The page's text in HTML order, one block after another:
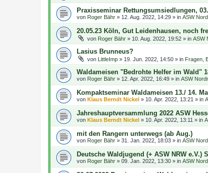
Praxisseminar Rettungsumsiedlungen,
von Roger Bähr » 12. Aug. 2022, 14:29 » in ASW
20.05.23 Köln, Gut Leidenhausen, noch
von Roger Bähr » 10. Aug. 2022, 19:52 » in ASW
Lasius Brunneus?
von LittleImp » 19. Jun. 2022, 14:50 » in Fragen,
Waldameisen "Bedrohte Helfer im Wald"
von Roger Bähr » 12. Apr. 2022, 16:49 » in ASW
Kompaktseminar Waldameisen 13./ 14.
von Klaus Berndt Nickel » 10. Apr. 2022, 13:21 » in
Jahreshauptversammlung 2022 ASW
von Klaus Berndt Nickel » 10. Apr. 2022, 13:11 » in
mit den Rangern unterwegs (ab Aug.)
von Roger Bähr » 31. Jan. 2022, 18:03 » in ASW
Deutsche Waldjugend (+ ASW NRW e.V.)
von Roger Bähr » 09. Jan. 2022, 13:30 » in ASW